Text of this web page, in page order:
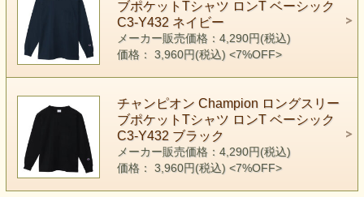
ブポケットTシャツ ロンT ベーシック
C3-Y432 ネイビー
メーカー販売価格：4,290円(税込)
価格： 3,960円(税込) <7%OFF>
チャンピオン Champion ロングスリー
ブポケットTシャツ ロンT ベーシック
C3-Y432 ブラック
メーカー販売価格：4,290円(税込)
価格： 3,960円(税込) <7%OFF>